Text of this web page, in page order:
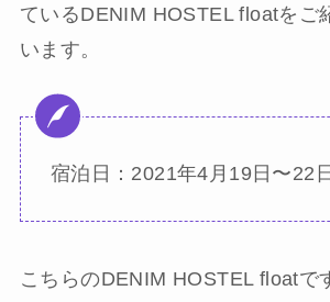
ているDENIM HOSTEL floatをご
います。
宿泊日：2021年4月19日〜22日
こちらのDENIM HOSTEL floatで